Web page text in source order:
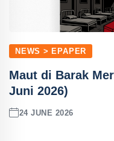
NEWS > EPAPER
Maut di Barak
Juni 2026)
24 JUNE 2026